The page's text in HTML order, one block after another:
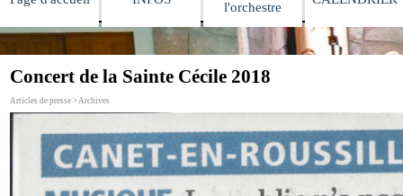
l'orchestre
Concert de la Sainte Cécile 2018
Articles de presse > Archives